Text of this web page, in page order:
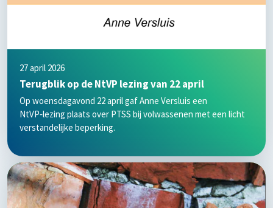
27 april 2026
Terugblik op de NtVP lezing van 22 april
Op woensdagavond 22 april gaf Anne Versluis een
NtVP‑lezing plaats over PTSS bij volwassenen met een licht
verstandelijke beperking.